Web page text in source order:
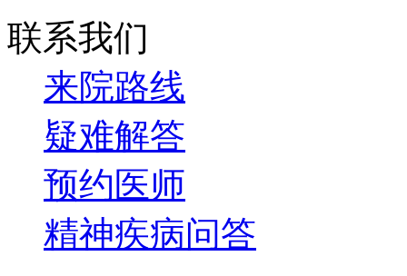
联系我们
来院路线
疑难解答
预约医师
精神疾病问答